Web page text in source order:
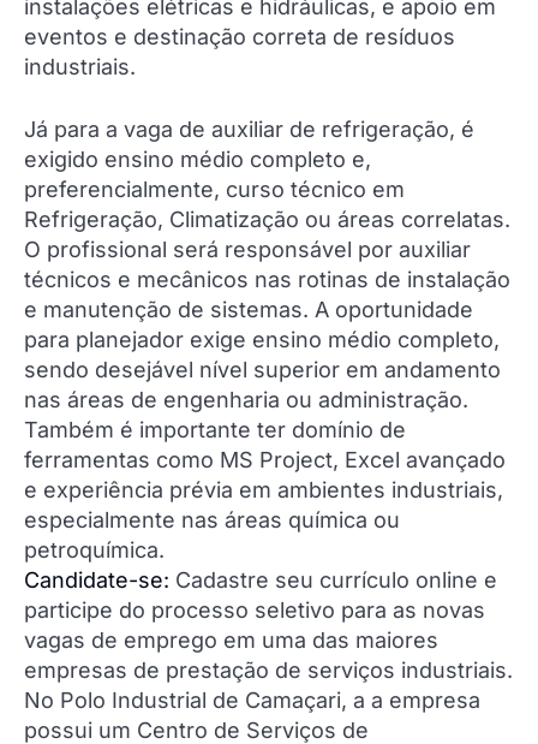
instalações elétricas e hidráulicas, e apoio em
eventos e destinação correta de resíduos
industriais.
Já para a vaga de auxiliar de refrigeração, é
exigido ensino médio completo e,
preferencialmente, curso técnico em
Refrigeração, Climatização ou áreas correlatas.
O profissional será responsável por auxiliar
técnicos e mecânicos nas rotinas de instalação
e manutenção de sistemas. A oportunidade
para planejador exige ensino médio completo,
sendo desejável nível superior em andamento
nas áreas de engenharia ou administração.
Também é importante ter domínio de
ferramentas como MS Project, Excel avançado
e experiência prévia em ambientes industriais,
especialmente nas áreas química ou
petroquímica.
Candidate-se: Cadastre seu currículo online e
participe do processo seletivo para as novas
vagas de emprego em uma das maiores
empresas de prestação de serviços industriais.
No Polo Industrial de Camaçari, a a empresa
possui um Centro de Serviços de